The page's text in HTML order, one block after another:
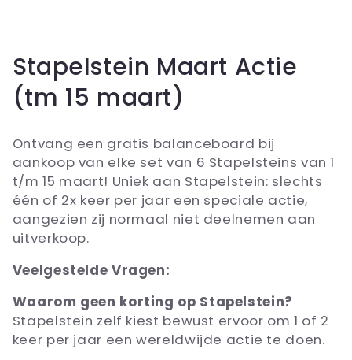
C
o
l
e
c
t
i
e
:
Stapelstein Maart Actie
(tm 15 maart)
Ontvang een gratis balanceboard bij
aankoop van elke set van 6 Stapelsteins van 1
t/m 15 maart! Uniek aan Stapelstein: slechts
één of 2x keer per jaar een speciale actie,
aangezien zij normaal niet deelnemen aan
uitverkoop.
Veelgestelde Vragen:
Waarom geen korting op Stapelstein?
Stapelstein zelf kiest bewust ervoor om 1 of 2
keer per jaar een wereldwijde actie te doen.